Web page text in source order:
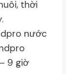
thời
nước
9 giờ